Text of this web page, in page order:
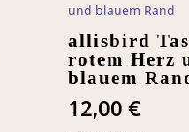
allisbird
rotem Herz
blauem
12,00€